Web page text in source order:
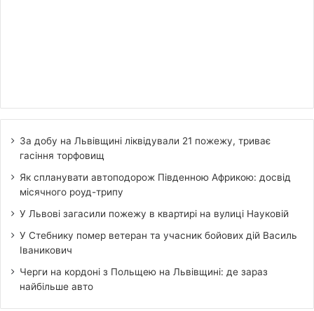
За добу на Львівщині ліквідували 21 пожежу, триває
гасіння торфовищ
Як спланувати автоподорож Південною Африкою: досвід
місячного роуд-трипу
У Львові загасили пожежу в квартирі на вулиці Науковій
У Стебнику помер ветеран та учасник бойових дій Василь
Іваникович
Черги на кордоні з Польщею на Львівщині: де зараз
найбільше авто